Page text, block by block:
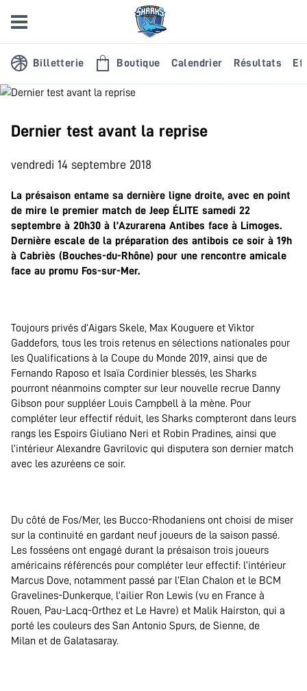
Billetterie Boutique Calendrier Résultats
Dernier test avant la reprise
vendredi 14 septembre 2018
La présaison entame sa dernière ligne droite, avec en point
de mire le premier match de Jeep ÉLITE samedi 22
septembre à 20h30 à l’Azurarena Antibes face à Limoges.
Dernière escale de la préparation des antibois ce soir à 19h
à Cabriès (Bouches-du-Rhône) pour une rencontre amicale
face au promu Fos-sur-Mer.
Toujours privés d’Aigars Skele, Max Kouguere et Viktor
Gaddefors, tous les trois retenus en sélections nationales pour
les Qualifications à la Coupe du Monde 2019, ainsi que de
Fernando Raposo et Isaïa Cordinier blessés, les Sharks
pourront néanmoins compter sur leur nouvelle recrue Danny
Gibson pour suppléer Louis Campbell à la mène. Pour
compléter leur effectif réduit, les Sharks compteront dans leurs
rangs les Espoirs Giuliano Neri et Robin Pradines, ainsi que
l’intérieur Alexandre Gavrilovic qui disputera son dernier match
avec les azuréens ce soir.
Du côté de Fos/Mer, les Bucco-Rhodaniens ont choisi de miser
sur la continuité en gardant neuf joueurs de la saison passé.
Les fosséens ont engagé durant la présaison trois joueurs
américains référencés pour compléter leur effectif: l’intérieur
Marcus Dove, notamment passé par l’Elan Chalon et le BCM
Gravelines-Dunkerque, l’ailier Ron Lewis (vu en France à
Rouen, Pau-Lacq-Orthez et Le Havre) et Malik Hairston, qui a
porté les couleurs des San Antonio Spurs, de Sienne, de
Milan et de Galatasaray.